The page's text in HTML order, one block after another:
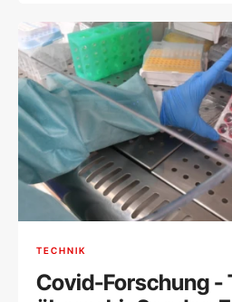
TECHNIK
Covid-Forschung -